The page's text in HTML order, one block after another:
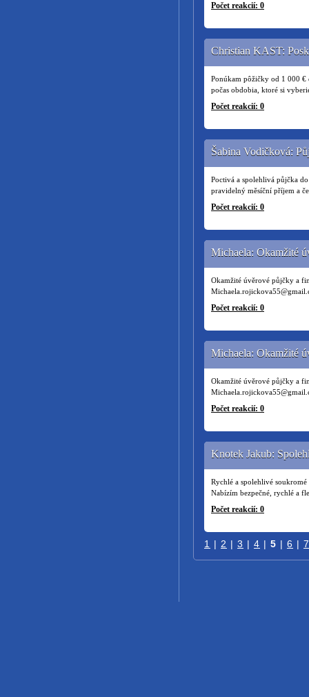
Počet reakcií: 0
Christian KAST:
Ponúkam pôžičky od 1 000 €
počas obdobia, ktoré si
Počet reakcií: 0
Šabina Vodičková:
Poctivá a spolehlivá půjčka
pravidelný měsíční příjem a
Počet reakcií: 0
Michaela: Okamžité
Okamžité úvěrové půjčky a
Počet reakcií: 0
Michaela: Okamžité
Okamžité úvěrové půjčky a
Počet reakcií: 0
Knotek Jakub:
Rychlé a spolehlivé
Nabízím bezpečné, rychlé a
Počet reakcií: 0
1 | 2 | 3 | 4 | 5 | 6 | 7